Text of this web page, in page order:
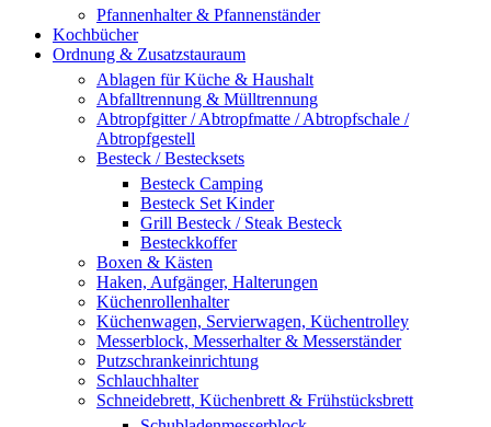
Pfannenhalter & Pfannenständer
Kochbücher
Ordnung & Zusatzstauraum
Ablagen für Küche & Haushalt
Abfalltrennung & Mülltrennung
Abtropfgitter / Abtropfmatte / Abtropfschale /
Abtropfgestell
Besteck / Bestecksets
Besteck Camping
Besteck Set Kinder
Grill Besteck / Steak Besteck
Besteckkoffer
Boxen & Kästen
Haken, Aufgänger, Halterungen
Küchenrollenhalter
Küchenwagen, Servierwagen, Küchentrolley
Messerblock, Messerhalter & Messerständer
Putzschrankeinrichtung
Schlauchhalter
Schneidebrett, Küchenbrett & Frühstücksbrett